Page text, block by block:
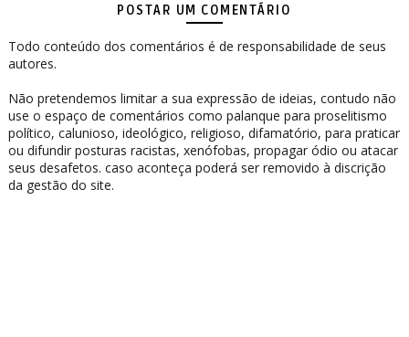
POSTAR UM COMENTÁRIO
Todo conteúdo dos comentários é de responsabilidade de seus
autores.
Não pretendemos limitar a sua expressão de ideias, contudo não
use o espaço de comentários como palanque para proselitismo
político, calunioso, ideológico, religioso, difamatório, para praticar
ou difundir posturas racistas, xenófobas, propagar ódio ou atacar
seus desafetos. caso aconteça poderá ser removido à discrição
da gestão do site.